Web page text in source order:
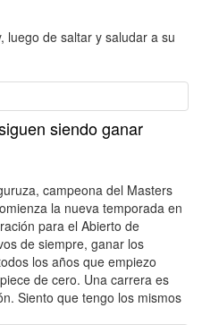
luego de saltar y saludar a su
siendo ganar
campeona del Masters
la nueva temporada en
para el Abierto de
de siempre, ganar los
los años que empiezo
de cero. Una carrera es
Siento que tengo los mismos